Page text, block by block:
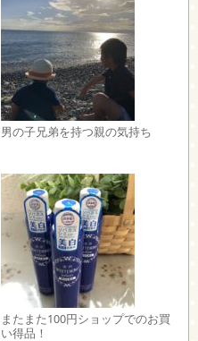
男の子兄弟を持つ親の気持ち
またまた100円ショップでのお買
い得品！